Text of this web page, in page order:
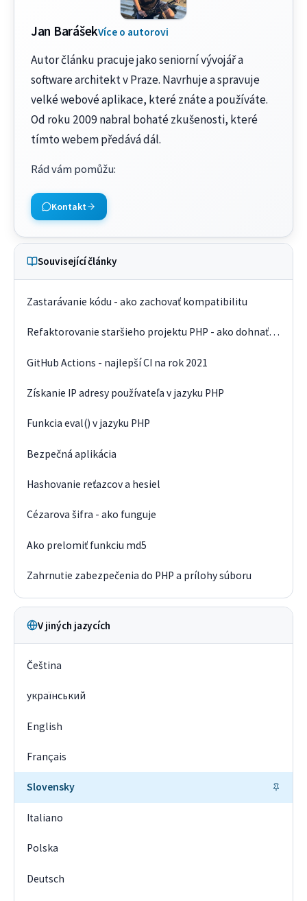
Jan BarášekVíce o autorovi
Autor článku pracuje jako seniorní vývojář a
software architekt v Praze. Navrhuje a spravuje
velké webové aplikace, které znáte a používáte.
Od roku 2009 nabral bohaté zkušenosti, které
tímto webem předává dál.
Rád vám pomůžu:
Kontakt
Související články
Zastarávanie kódu - ako zachovať kompatibilitu
Refaktorovanie staršieho projektu PHP - ako dohnať technologický dlh
GitHub Actions - najlepší CI na rok 2021
Získanie IP adresy používateľa v jazyku PHP
Funkcia eval() v jazyku PHP
Bezpečná aplikácia
Hashovanie reťazcov a hesiel
Cézarova šifra - ako funguje
Ako prelomiť funkciu md5
Zahrnutie zabezpečenia do PHP a prílohy súboru
V jiných jazycích
Čeština
український
English
Français
Slovensky
Italiano
Polska
Deutsch